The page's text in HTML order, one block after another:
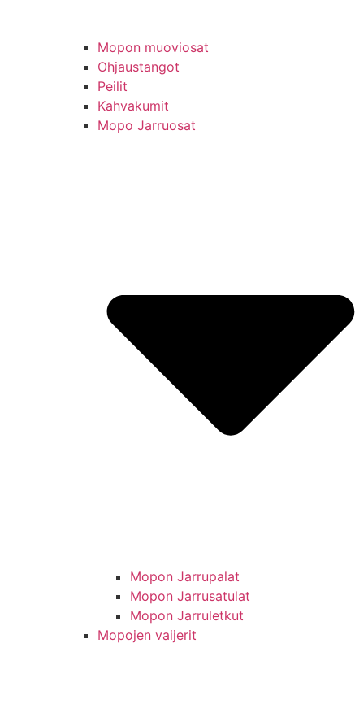
Mopon muoviosat
Ohjaustangot
Peilit
Kahvakumit
Mopo Jarruosat
Mopon Jarrupalat
Mopon Jarrusatulat
Mopon Jarruletkut
Mopojen vaijerit